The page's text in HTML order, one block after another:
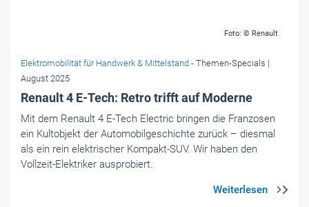
Mit dem Renault 4 E-Tech Electric bringen die Franzosen
als ein rein elektrischer Kompakt-SUV. Wir haben den
Vollzeit-Elektriker ausprobiert.